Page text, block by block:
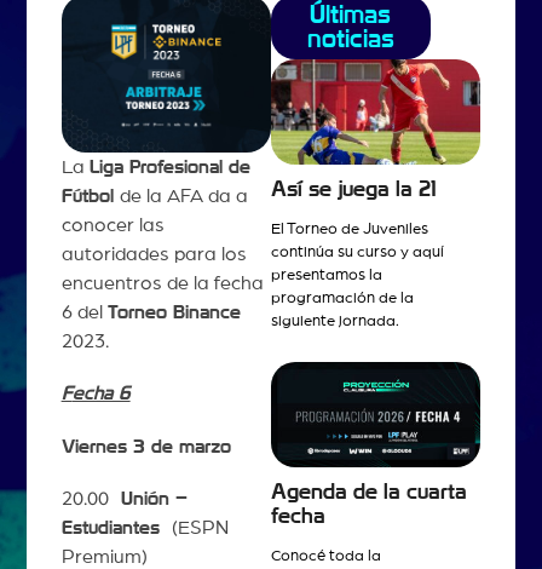
La Liga Profesional de
Fútbol de la AFA da a
conocer las
autoridades para los
encuentros de la fecha
6 del Torneo Binance
2023.
Fecha 6
Viernes 3 de marzo
20.00 Unión –
Estudiantes(ESPN
Premium)
Últimas
noticias
Así se juega la 21
El Torneo de Juveniles
continúa su curso y aquí
presentamos la
programación de la
siguiente jornada.
Agenda de la cuarta
fecha
Conocé toda la